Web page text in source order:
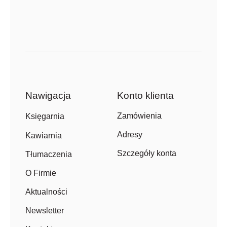
Nawigacja
Księgarnia
Kawiarnia
Tłumaczenia
O Firmie
Aktualności
Newsletter
Konto klienta
Zamówienia
Adresy
Szczegóły konta